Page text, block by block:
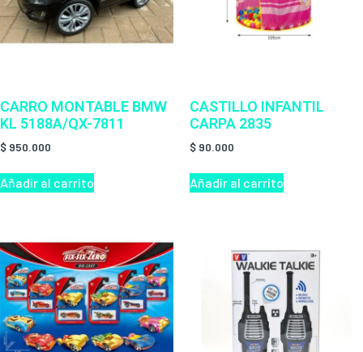
CARRO MONTABLE BMW
KL 5188A/QX-7811
$ 950.000
Añadir al carrito
CASTILLO INFANTIL
CARPA 2835
$ 90.000
Añadir al carrito